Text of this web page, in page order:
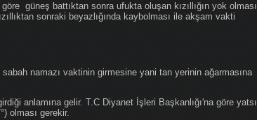
güneş battıktan sonra ufukta oluşan kızıllığın yok olması
sonraki beyazlığında kaybolması ile akşam vakti
namazı vaktinin girmesine yani tan yerinin ağarmasına
anlamına gelir. T.C Diyanet İşleri Başkanlığı'na göre yatsı
olması gerekir.